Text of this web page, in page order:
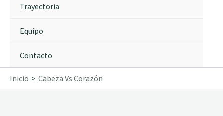
Trayectoria
Equipo
Contacto
Inicio Cabeza Vs Corazón